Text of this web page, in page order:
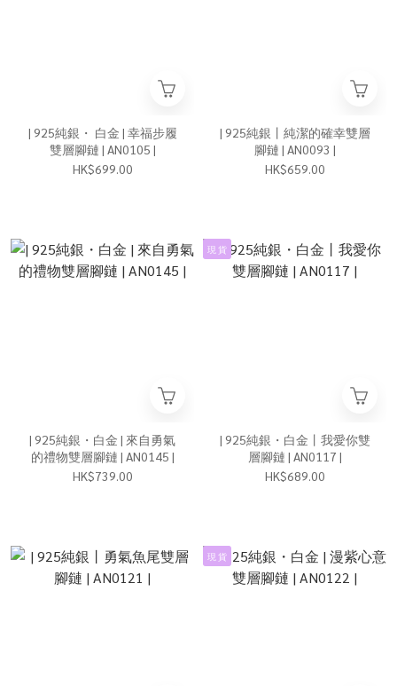
| 925純銀・ 白金 | 幸福步履
雙層腳鏈 | AN0105 |
HK$699.00
| 925純銀丨純潔的確幸雙層
腳鏈 | AN0093 |
HK$659.00
| 925純銀・白金 | 來自勇氣
的禮物雙層腳鏈 | AN0145 |
HK$739.00
現 貨
| 925純銀・白金丨我愛你雙
層腳鏈 | AN0117 |
HK$689.00
現 貨